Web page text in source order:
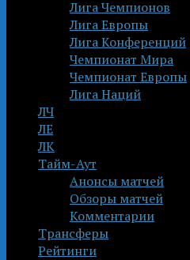
Лига Чемпионов
Лига Европы
Лига Конференций
Чемпионат Мира
Чемпионат Европы
Лига Наций
ЛЧ
ЛЕ
ЛК
Тайм-Аут
Анонсы матчей
Обзоры матчей
Комментарии
Трансферы
Рейтинги